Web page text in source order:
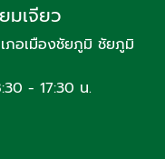
มเจียว
ภอเมืองชัยภูมิ ชัยภูมิ
- 17:30 น.